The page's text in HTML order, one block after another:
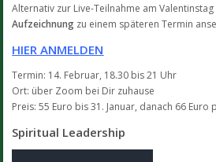
Alternativ zur Live-Teilnahme am
Aufzeichnung zu einem späteren Termin
HIER ANMELDEN
Termin: 14. Februar, 18.30 bis 21 Uhr
Ort: über Zoom bei Dir zuhause
Preis: 55 Euro bis 31. Januar, danach 66 Euro
Spiritual Leadership